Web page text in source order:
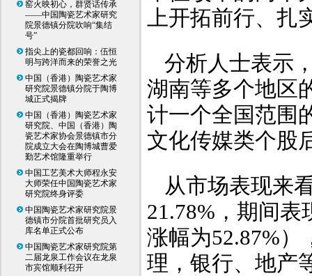
窑火映初心，群贤话传承
——中国陶瓷艺术家研究
院景德镇分院吹响“集结
号”
指尖上的瓷都回响：伍恒
明与跨洋而来的荣誉之光
中国（香港）陶瓷艺术家
研究院景德镇分院于陶博
城正式揭牌
中国（香港）陶瓷艺术家
研究院、中国（香港）陶
瓷艺术家协会景德镇市分
院成立大会在陶博城曹爱
勤艺术馆隆重举行
中国工艺美术大师程永安
大师荣任中国陶瓷艺术家
研究院终身评委
中国陶瓷艺术家研究院景
德镇市分院首批研究员入
库名单正式公布
中国陶瓷艺术家研究院第
二届龙泉工作会议在龙泉
市宾馆顺利召开
上开拓前行、扎
分析人士表示
湖南等多个地区
计一个全国范围
文化传媒类个股
从市场表现来
21.78%，期间
涨幅为52.87%）
理，银行、地产